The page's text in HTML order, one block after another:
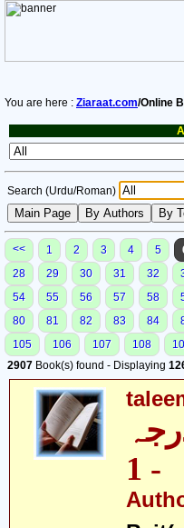
You are here : Ziaraat.com/Online
Search (Urdu/Roman)
<< 1 2 3 4 5
28
29 30 31 32
54
55 56 57 58
80
81 82 83 84
105
106 107 108
2907 Book(s) found - Displaying
- 1